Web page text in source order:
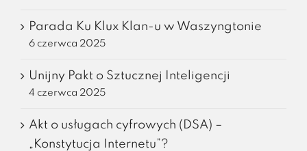
Parada Ku Klux Klan-u w Waszyngtonie
6 czerwca 2025
Unijny Pakt o Sztucznej Inteligencji
4 czerwca 2025
Akt o usługach cyfrowych (DSA) –
„Konstytucja Internetu”?